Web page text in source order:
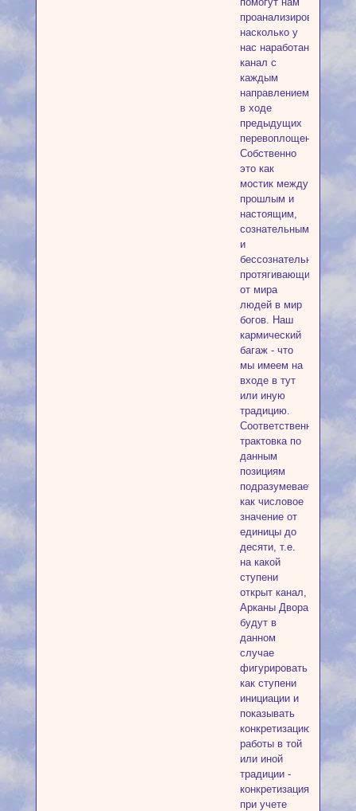
проанализировать,
насколько у
нас наработан
канал с
каждым
направлением
в ходе
предыдущих
перевоплощений.
Собственно
это как
мостик между
прошлым и
настоящим,
сознательным
и
бессознательным,
протягивающийся
от мира
людей в мир
богов. Наш
кармический
багаж - что
мы имеем на
входе в тут
или иную
традицию.
Соответственно
трактовка по
данным
позициям
подразумевает
как числовое
значение от
единицы до
десяти, т.е.
на какой
ступени
открыт канал,
Арканы Двора
будут в
данном
случае
фигурировать
как ступени
инициации и
показывать
конкретизацию
работы в той
или иной
традиции -
конкретизация
при учете